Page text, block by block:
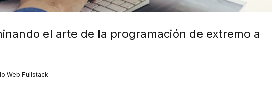
el arte de la programación de extremo a
Web Fullstack